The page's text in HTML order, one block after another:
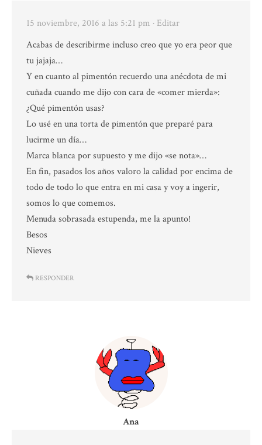
15 noviembre, 2016 a las 5:21 pm · Editar
Acabas de describirme incluso creo que yo era peor que
tu jajaja…
Y en cuanto al pimentón recuerdo una anécdota de mi
cuñada cuando me dijo con cara de «comer mierda»:
¿Qué pimentón usas?
Lo usé en una torta de pimentón que preparé para
lucirme un día…
Marca blanca por supuesto y me dijo «se nota»…
En fin, pasados los años valoro la calidad por encima de
todo de todo lo que entra en mi casa y voy a ingerir,
somos lo que comemos.
Menuda sobrasada estupenda, me la apunto!
Besos
Nieves
RESPONDER
Ana